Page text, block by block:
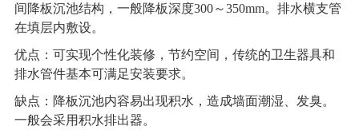
间降板沉池结构，一般降板深度300～350mm。排水横支管
在填层内敷设。
优点：可实现个性化装修，节约空间，传统的卫生器具和
排水管件基本可满足安装要求。
缺点：降板沉池内容易出现积水，造成墙面潮湿、发臭。
一般会采用积水排出器。